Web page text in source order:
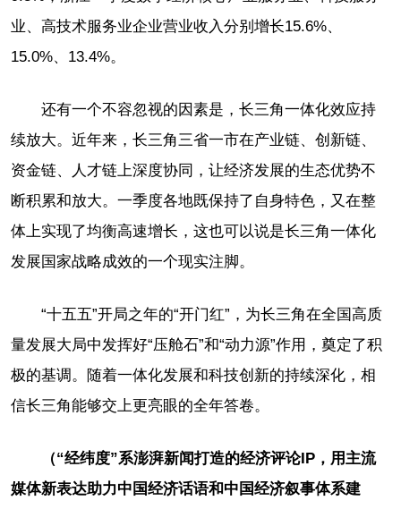
业、高技术服务业企业营业收入分别增长15.6%、
15.0%、13.4%。
还有一个不容忽视的因素是，长三角一体化效应持
续放大。近年来，长三角三省一市在产业链、创新链、
资金链、人才链上深度协同，让经济发展的生态优势不
断积累和放大。一季度各地既保持了自身特色，又在整
体上实现了均衡高速增长，这也可以说是长三角一体化
发展国家战略成效的一个现实注脚。
“十五五”开局之年的“开门红”，为长三角在全国高质
量发展大局中发挥好“压舱石”和“动力源”作用，奠定了积
极的基调。随着一体化发展和科技创新的持续深化，相
信长三角能够交上更亮眼的全年答卷。
（“经纬度”系澎湃新闻打造的经济评论IP，用主流
媒体新表达助力中国经济话语和中国经济叙事体系建